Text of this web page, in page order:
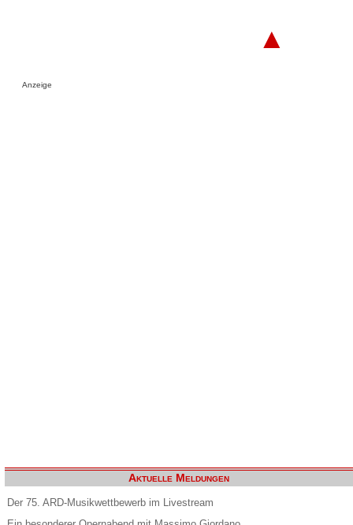
▲
Anzeige
Aktuelle Meldungen
Der 75. ARD-Musikwettbewerb im Livestream